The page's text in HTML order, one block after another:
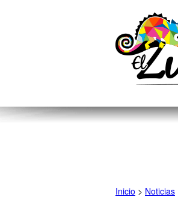
Inicio > Noticias